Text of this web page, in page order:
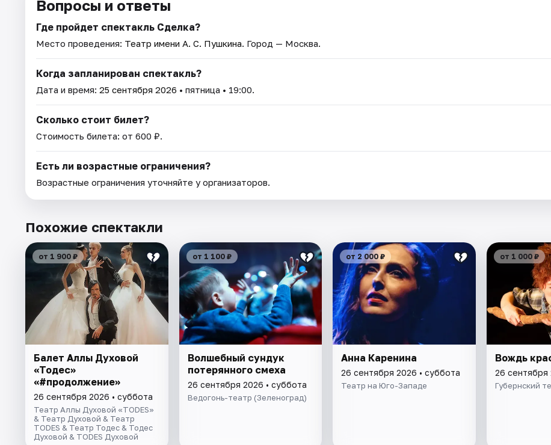
Вопросы и ответы
Где пройдет спектакль Сделка?
Место проведения: Театр имени А. С. Пушкина. Город — Москва.
Когда запланирован спектакль?
Дата и время: 25 сентября 2026 • пятница • 19:00.
Сколько стоит билет?
Стоимость билета: от 600 ₽.
Есть ли возрастные ограничения?
Возрастные ограничения уточняйте у организаторов.
Похожие спектакли
от 1 900 ₽
Балет Аллы Духовой
«Тодес»
«#продолжение»
26 сентября 2026 • суббота
Театр Аллы Духовой «TODES»
& Театр Духовой & Театр
TODES & Театр Тодес & Тодес
Духовой & TODES Духовой
от 1 100 ₽
Волшебный сундук
потерянного смеха
26 сентября 2026 • суббота
Ведогонь-театр (Зеленоград)
от 2 000 ₽
Анна Каренина
26 сентября 2026 • суббота
Театр на Юго-Западе
от 1 000 ₽
Вождь
26 сентября
Губернский